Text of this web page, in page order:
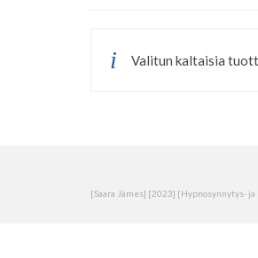
Valitun kaltaisia
[Saara Jämes] [2023] [Hypnosynnytys-